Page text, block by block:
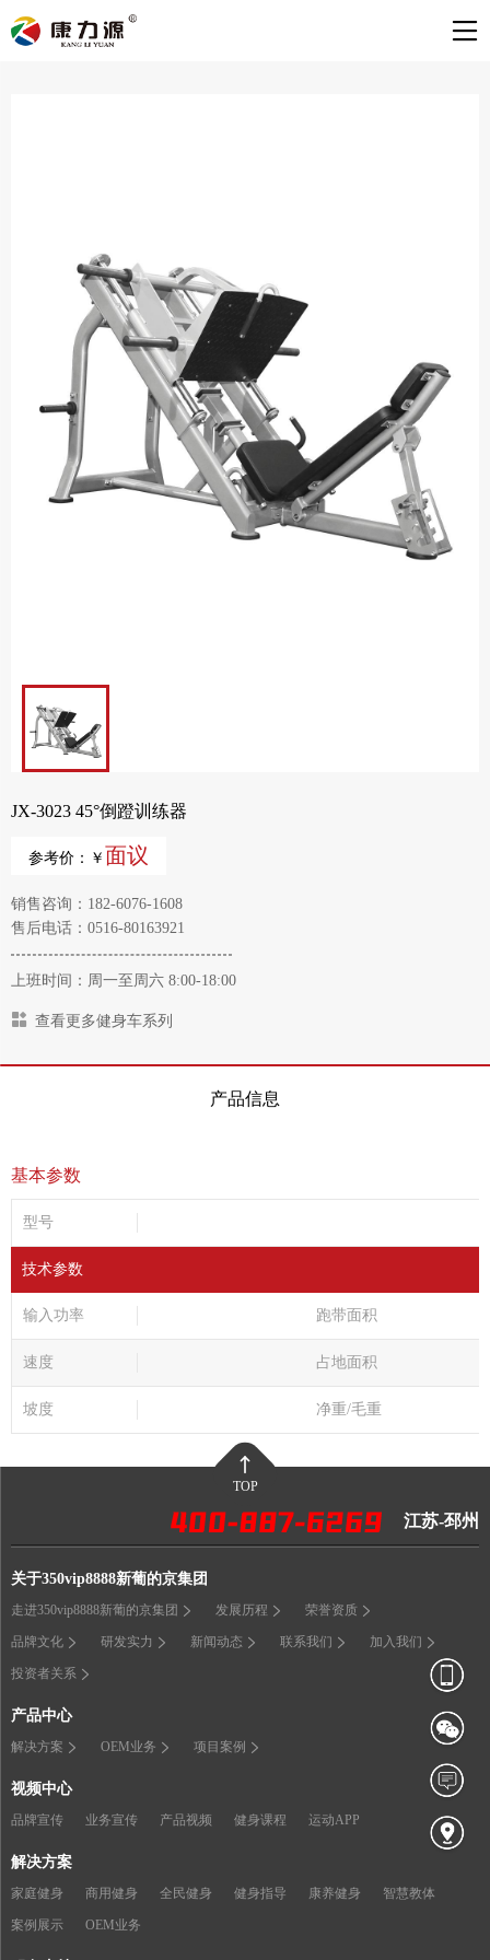
JX-3023 45°倒蹬训练器
参考价：￥ 面议
销售咨询：182-6076-1608
售后电话：0516-80163921
上班时间：周一至周六 8:00-18:00
查看更多健身车系列
产品信息
基本参数
型号
技术参数
输入功率 跑带面积
速度 占地面积
坡度 净重/毛重
TOP
江苏-邳州
关于350vip8888新葡的京集团
走进350vip8888新葡的京集团 发展历程 荣誉资质
品牌文化 研发实力 新闻动态 联系我们 加入我们
投资者关系
产品中心
解决方案 OEM业务 项目案例
视频中心
品牌宣传 业务宣传 产品视频 健身课程 运动APP
解决方案
家庭健身 商用健身 全民健身 健身指导 康养健身 智慧教体
案例展示 OEM业务